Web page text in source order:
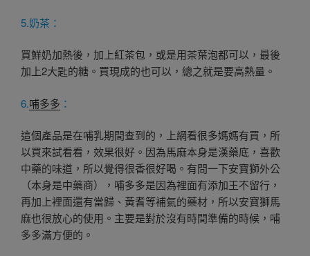
5.奶茶：
買鮮奶加熱後，加上紅茶包，或是用茶葉泡都可以，最後
加上2大匙的糖。買現成的也可以，總之就是要高熱量。
6.哺多多 ：
這個產品是在哺乳期間查到的，上網看很多媽媽有買，所
以買來試看看，效果很好。因為馬麻本身是漢藥底，喜歡
中藥的味道，所以覺得很香很好喝。有問一下安寶獅外公
（本身是中藥商），哺多多是因為裡面有添加王不留行，
再加上裡面還有當歸、黃耆等補氣的藥材，所以安寶獅馬
麻也很放心的使用。主要是對於沒有時間準備的時候，哺
多多滿方便的。